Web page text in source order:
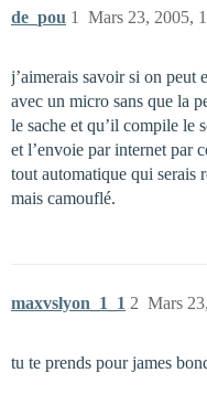
de_pou Mars 23, 2005,
1
j’aimerais savoir si on peut
avec un micro sans que la
le sache et qu’il compile le
et l’envoie par internet par
tout automatique qui serais
mais camouflé.
maxvslyon_1_1 Mars
2
tu te prends pour james